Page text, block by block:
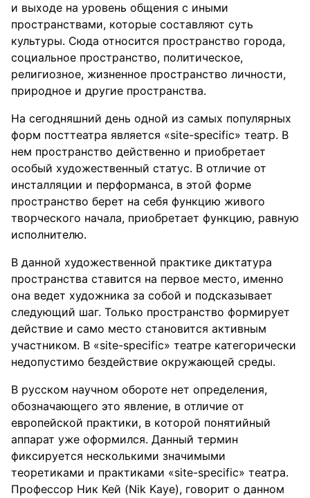
и выходе на уровень общения с иными
пространствами, которые составляют суть
культуры. Сюда относится пространство города,
социальное пространство, политическое,
религиозное, жизненное пространство личности,
природное и другие пространства.
На сегодняшний день одной из самых популярных
форм посттеатра является «site-specific» театр. В
нем пространство действенно и приобретает
особый художественный статус. В отличие от
инсталляции и перформанса, в этой форме
пространство берет на себя функцию живого
творческого начала, приобретает функцию, равную
исполнителю.
В данной художественной практике диктатура
пространства ставится на первое место, именно
она ведет художника за собой и подсказывает
следующий шаг. Только пространство формирует
действие и само место становится активным
участником. В «site-specific» театре категорически
недопустимо бездействие окружающей среды.
В русском научном обороте нет определения,
обозначающего это явление, в отличие от
европейской практики, в которой понятийный
аппарат уже оформился. Данный термин
фиксируется несколькими значимыми
теоретиками и практиками «site-specific» театра.
Профессор Ник Кей (Nik Kaye), говорит о данном